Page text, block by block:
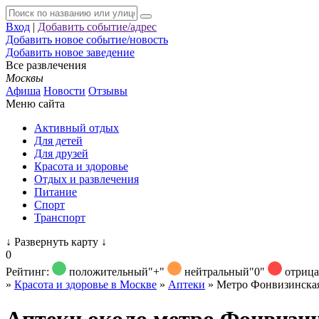
Вход | Добавить событие/адрес
Добавить новое событие/новость
Добавить новое заведение
Все развлечения
Москвы
Афиша Новости Отзывы
Меню сайта
Активный отдых
Для детей
Для друзей
Красота и здоровье
Отдых и развлечения
Питание
Спорт
Транспорт
↓ Развернуть карту ↓
0
Рейтинг:
положительный"+" нейтральный"0"
» Красота и здоровье в Москве » Аптеки » Метро